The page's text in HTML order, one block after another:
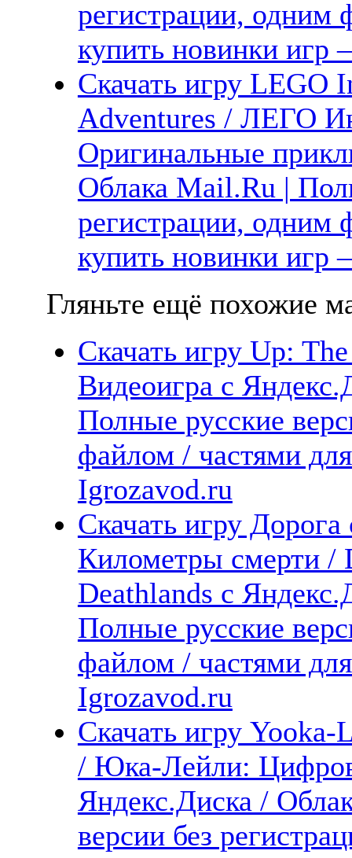
регистрации, одним
купить новинки
Скачать игру LEGO
Adventures / ЛЕГО
Оригинальные
Облака Mail.Ru |
регистрации, одним
купить новинки
Гляньте ещё похожие
Скачать игру Up:
Видеоигра с
Полные русские
файлом / частями
Igrozavod.ru
Скачать игру
Километры смерти
Deathlands с
Полные русские
файлом / частями
Igrozavod.ru
Скачать игру
/ Юка-Лейли:
Яндекс.Диска /
версии без